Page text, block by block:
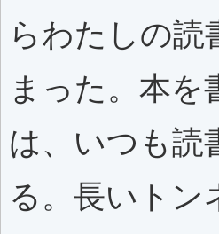
らわたしの読
まった。本を
は、いつも読
る。長いトン